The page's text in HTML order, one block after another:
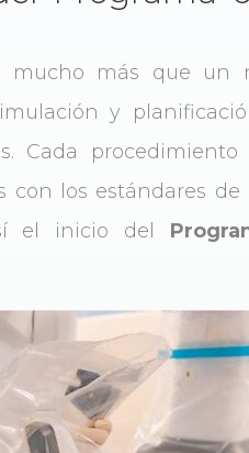
mucho más que un
y
Cada
con los estándares de
el inicio del